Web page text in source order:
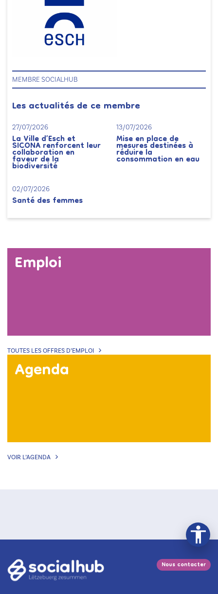
MEMBRE SOCIALHUB
Les actualités de ce membre
27/07/2026
La Ville d’Esch et
SICONA renforcent leur
collaboration en
faveur de la
biodiversité
13/07/2026
Mise en place de
mesures destinées à
réduire la
consommation en eau
02/07/2026
Santé des femmes
Emploi
TOUTES LES OFFRES D’EMPLOI
Agenda
VOIR L’AGENDA
Nous contacter